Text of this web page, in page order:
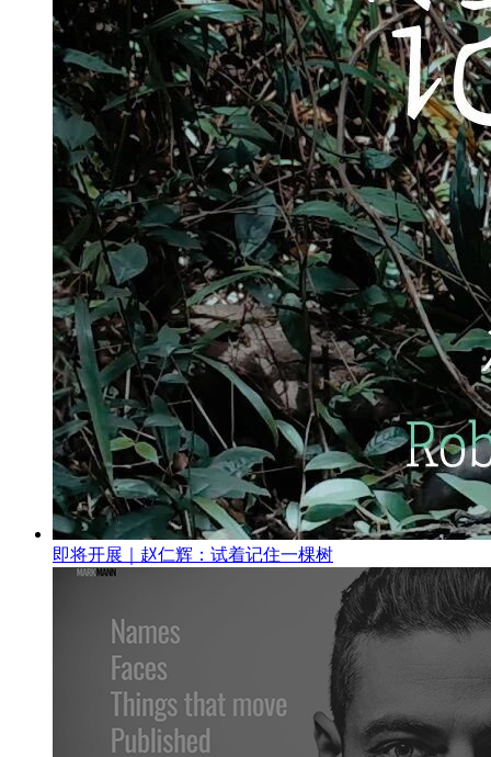
即将开展｜赵仁辉：试着记住一棵树